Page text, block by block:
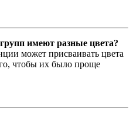
имеют разные цвета?
может присваивать цвета
чтобы их было проще